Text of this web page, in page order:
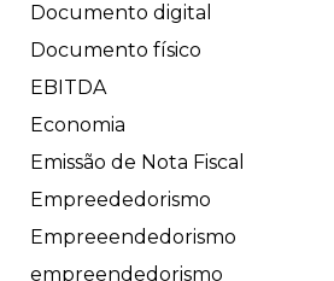
Documento digital
Documento físico
EBITDA
Economia
Emissão de Nota Fiscal
Empreededorismo
Empreeendedorismo
empreendedorismo